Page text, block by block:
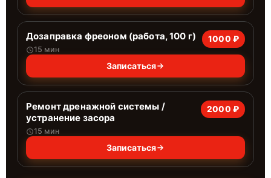
Дозаправка фреоном (работа, 100 г)
15 мин
1000 ₽
Записаться
Ремонт дренажной системы /
устранение засора
15 мин
2000 ₽
Записаться